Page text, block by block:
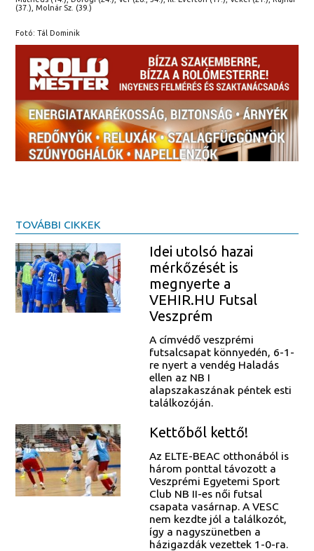
(37.), Molnár Sz. (39.)
Fotó: Tál Dominik
TOVÁBBI CIKKEK
Idei utolsó hazai
mérkőzését is
megnyerte a
VEHIR.HU Futsal
Veszprém
A címvédő veszprémi
futsalcsapat könnyedén, 6-1-
re nyert a vendég Haladás
ellen az NB I
alapszakaszának péntek esti
találkozóján.
Kettőből kettő!
Az ELTE-BEAC otthonából is
három ponttal távozott a
Veszprémi Egyetemi Sport
Club NB II-es női futsal
csapata vasárnap. A VESC
nem kezdte jól a találkozót,
így a nagyszünetben a
házigazdák vezettek 1-0-ra.